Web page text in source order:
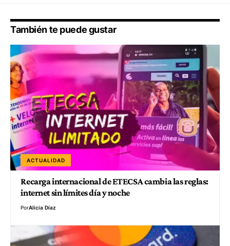
También te puede gustar
ACTUALIDAD
Recarga internacional de ETECSA cambia las reglas:
internet sin límites día y noche
PorAlicia Díaz